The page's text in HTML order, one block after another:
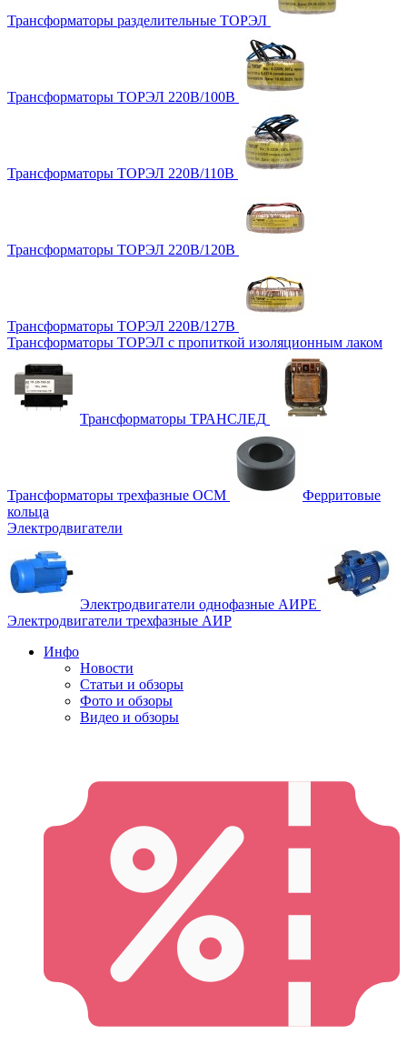
Трансформаторы разделительные ТОРЭЛ
Трансформаторы ТОРЭЛ 220В/100В
Трансформаторы ТОРЭЛ 220В/110В
Трансформаторы ТОРЭЛ 220В/120В
Трансформаторы ТОРЭЛ 220В/127В
Трансформаторы ТОРЭЛ с пропиткой изоляционным лаком
Трансформаторы ТРАНСЛЕД
Трансформаторы трехфазные ОСМ
Ферритовые
кольца
Электродвигатели
Электродвигатели однофазные АИРЕ
Электродвигатели трехфазные АИР
Инфо
Новости
Статьи и обзоры
Фото и обзоры
Видео и обзоры